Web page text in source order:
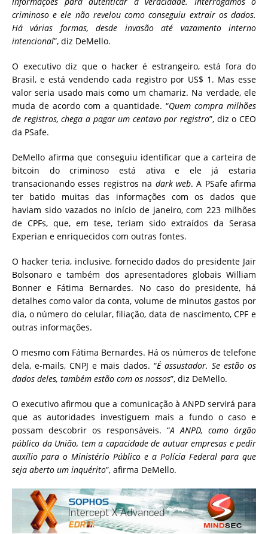
criminoso e ele não revelou como conseguiu extrair os dados.
Há várias formas, desde invasão até vazamento interno
intencional”, diz DeMello.
O executivo diz que o hacker é estrangeiro, está fora do
Brasil, e está vendendo cada registro por US$ 1. Mas esse
valor seria usado mais como um chamariz. Na verdade, ele
muda de acordo com a quantidade. “Quem compra milhões
de registros, chega a pagar um centavo por registro”, diz o CEO
da PSafe.
DeMello afirma que conseguiu identificar que a carteira de
bitcoin do criminoso está ativa e ele já estaria
transacionando esses registros na dark web. A PSafe afirma
ter batido muitas das informações com os dados que
haviam sido vazados no início de janeiro, com 223 milhões
de CPFs, que, em tese, teriam sido extraídos da Serasa
Experian e enriquecidos com outras fontes.
O hacker teria, inclusive, fornecido dados do presidente Jair
Bolsonaro e também dos apresentadores globais William
Bonner e Fátima Bernardes. No caso do presidente, há
detalhes como valor da conta, volume de minutos gastos por
dia, o número do celular, filiação, data de nascimento, CPF e
outras informações.
O mesmo com Fátima Bernardes. Há os números de telefone
dela, e-mails, CNPJ e mais dados. “É assustador. Se estão os
dados deles, também estão com os nossos”, diz DeMello.
O executivo afirmou que a comunicação à ANPD servirá para
que as autoridades investiguem mais a fundo o caso e
possam descobrir os responsáveis. “A ANPD, como órgão
público da União, tem a capacidade de autuar empresas e pedir
auxílio para o Ministério Público e a Polícia Federal para que
seja aberto um inquérito”, afirma DeMello.